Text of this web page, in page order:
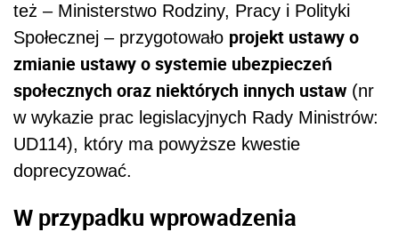
też – Ministerstwo Rodziny, Pracy i Polityki
Społecznej – przygotowało projekt ustawy o
zmianie ustawy o systemie ubezpieczeń
społecznych oraz niektórych innych ustaw (nr
w wykazie prac legislacyjnych Rady Ministrów:
UD114), który ma powyższe kwestie
doprecyzować.
W przypadku wprowadzenia